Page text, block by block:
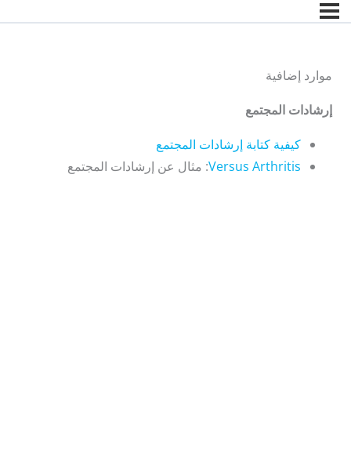
موارد إضافية
إرشادات المجتمع
كيفية كتابة إرشادات المجتمع
Versus Arthritis: مثال عن إرشادات المجتمع